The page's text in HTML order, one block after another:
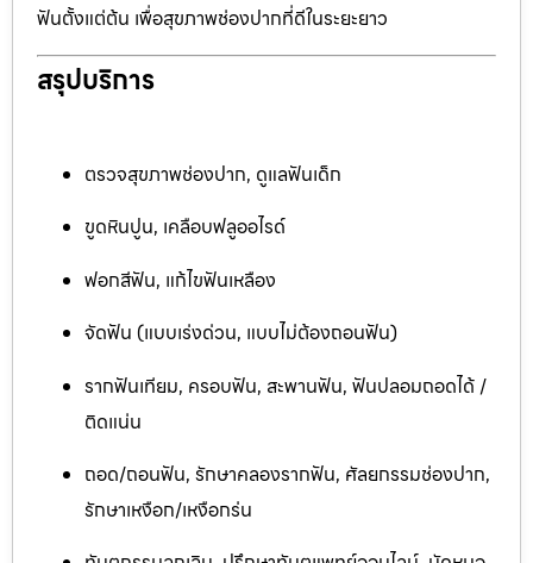
ฟันตั้งแต่ต้น เพื่อสุขภาพช่องปากที่ดีในระยะยาว
สรุปบริการ
ตรวจสุขภาพช่องปาก, ดูแลฟันเด็ก
ขูดหินปูน, เคลือบฟลูออไรด์
ฟอกสีฟัน, แก้ไขฟันเหลือง
จัดฟัน (แบบเร่งด่วน, แบบไม่ต้องถอนฟัน)
รากฟันเทียม, ครอบฟัน, สะพานฟัน, ฟันปลอมถอดได้ /
ติดแน่น
ถอด/ถอนฟัน, รักษาคลองรากฟัน, ศัลยกรรมช่องปาก,
รักษาเหงือก/เหงือกร่น